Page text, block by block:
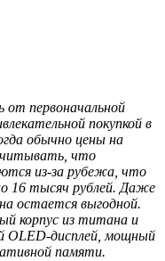
от первоначальной
покупкой в
обычно цены на
что
из-за рубежа, что
16 тысяч рублей. Даже
остается выгодной.
корпус из титана и
OLED-дисплей, мощный
памяти.